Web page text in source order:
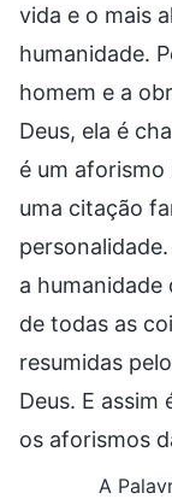
vida e o mais
humanidade.
homem e a
Deus, ela é
é um aforismo
uma citação
a humanidade
de todas as
resumidas
Deus. E assim
os aforismos
A